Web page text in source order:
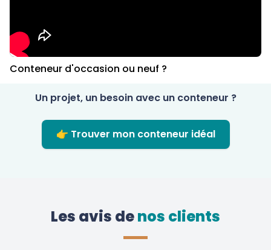
Conteneur d'occasion ou neuf ?
Un projet, un besoin avec un conteneur ?
👉 Trouver mon conteneur idéal
Les avis de nos clients